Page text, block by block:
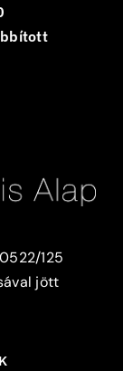
125
jött